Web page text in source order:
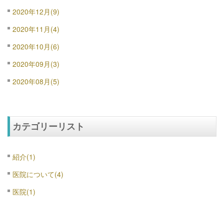
2020年12月(9)
2020年11月(4)
2020年10月(6)
2020年09月(3)
2020年08月(5)
カテゴリーリスト
紹介(1)
医院について(4)
医院(1)